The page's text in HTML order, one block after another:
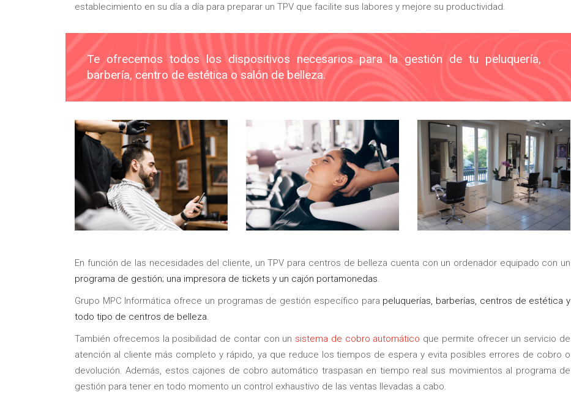
establecimiento en su día a día para preparar un TPV que facilite sus labores y mejore su productividad.
Te ofrecemos todos los dispositivos necesarios para la gestión de tu peluquería,
barbería, centro de estética o salón de belleza.
En función de las necesidades del cliente, un TPV para centros de belleza cuenta con un ordenador equipado con un
programa de gestión; una impresora de tickets y un cajón portamonedas.
Grupo MPC Informática ofrece un programas de gestión específico para peluquerías, barberías, centros de estética y
todo tipo de centros de belleza.
También ofrecemos la posibilidad de contar con un sistema de cobro automático que permite ofrecer un servicio de
atención al cliente más completo y rápido, ya que reduce los tiempos de espera y evita posibles errores de cobro o
devolución. Además, estos cajones de cobro automático traspasan en tiempo real sus movimientos al programa de
gestión para tener en todo momento un control exhaustivo de las ventas llevadas a cabo.